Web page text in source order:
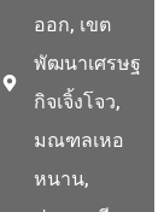
ออก, เขต
พัฒนาเศรษฐ
กิจเจิ้งโจว,
มณฑลเหอ
หนาน,